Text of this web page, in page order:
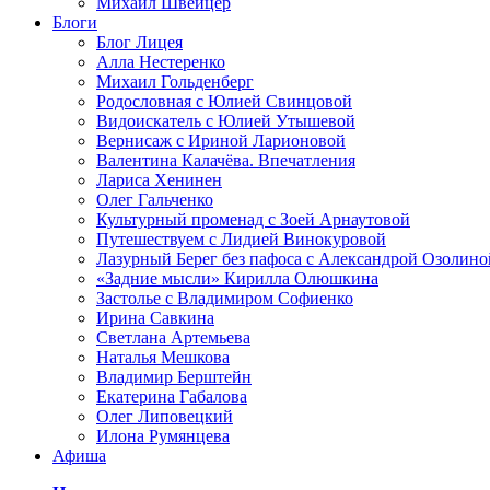
Блоги
Блог Лицея
Алла Нестеренко
Михаил Гольденберг
Родословная с Юлией Свинцовой
Видоискатель с Юлией Утышевой
Вернисаж с Ириной Ларионовой
Валентина Калачёва. Впечатления
Лариса Хенинен
Олег Гальченко
Культурный променад с Зоей Арнаутовой
Путешествуем с Лидией Винокуровой
Лазурный Берег без пафоса с Александрой
«Задние мысли» Кирилла Олюшкина
Застолье с Владимиром Софиенко
Ирина Савкина
Светлана Артемьева
Наталья Мешкова
Владимир Берштейн
Екатерина Габалова
Олег Липовецкий
Илона Румянцева
Афиша